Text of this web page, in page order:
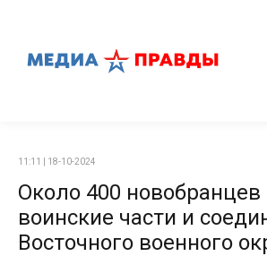
11:11 | 18-10-2024
Около 400
воинские части и
Восточного военного